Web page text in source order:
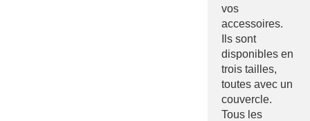
vos
accessoires.
Ils sont
disponibles en
trois tailles,
toutes avec un
couvercle.
Tous les